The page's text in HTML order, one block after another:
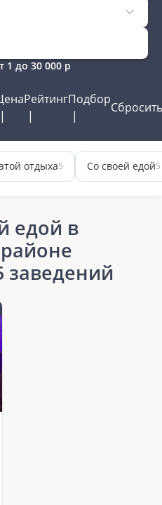
1 до 30 000р
РейтингПодбор
Сбросить
отдыха5 Со своей едой5
едой в
заведений